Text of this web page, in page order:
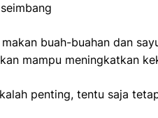
buah-buahan dan
mampu meningkatkan
penting, tentu saja